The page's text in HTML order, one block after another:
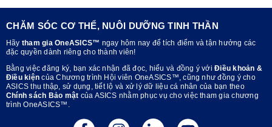
CHĂM SÓC CƠ THỂ, NUÔI DƯỠNG TINH THẦN
Hãy tham gia OneASICS™ ngay hôm nay để tích điểm và tận hưởng các
đặc quyền dành riêng cho thành viên!
Bằng việc đăng ký, bạn xác nhận đã đọc, hiểu và đồng ý với Điều khoản &
Điều kiện của Chương trình Hội viên OneASICS™, cũng như đồng ý cho
ASICS thu thập, sử dụng, tiết lộ và xử lý dữ liệu cá nhân của bạn theo
Chính sách Bảo mật của ASICS nhằm phục vụ cho việc tham gia chương
trình OneASICS™.